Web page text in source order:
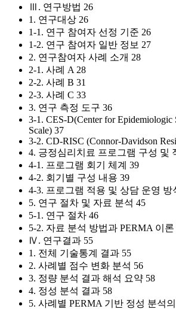
Ⅲ. 연구방법 26
1. 연구대상 26
1-1. 연구 참여자 선정 기준 26
1-2. 연구 참여자 일반 정보 27
2. 연구참여자 사례 소개 28
2-1. 사례 A 28
2-2. 사례 B 31
2-3. 사례 C 33
3. 연구 측정 도구 36
3-1. CES-D(Center for Epidemiologic
Scale) 37
3-2. CD-RISC (Connor-Davidson
4. 긍정심리치료 프로그램 구성 및
4-1. 프로그램 회기 체계 39
4-2. 회기별 구성 내용 39
4-3. 프로그램 적용 및 상담 운영 방
5. 연구 절차 및 자료 분석 45
5-1. 연구 절차 46
5-2. 자료 분석 방법과 PERMA 이
Ⅳ. 연구결과 55
1. 전체 기술통계 결과 55
2. 사례별 점수 변화 분석 56
3. 정량 분석 결과 해석 요약 58
4. 정성 분석 결과 58
5. 사례별 PERMA 기반 정성 분석